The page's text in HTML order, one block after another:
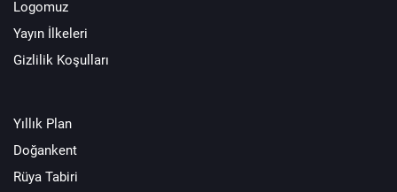
Logomuz
Yayın İlkeleri
Gizlilik Koşulları
Yıllık Plan
Doğankent
Rüya Tabiri